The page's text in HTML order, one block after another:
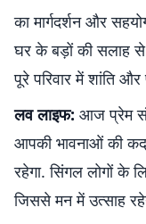
का मार्गदर्शन और
घर के बड़ों की सलाह
पूरे परिवार में शांति
लव लाइफ: आज प्रेम
आपकी भावनाओं की
रहेगा. सिंगल लोगों के
जिससे मन में उत्साह